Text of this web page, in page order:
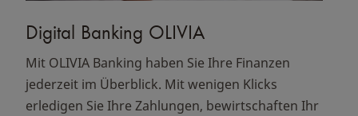
Digital Banking OLIVIA
Mit OLIVIA Banking haben Sie Ihre Finanzen
jederzeit im Überblick. Mit wenigen Klicks
erledigen Sie Ihre Zahlungen, bewirtschaften Ihr